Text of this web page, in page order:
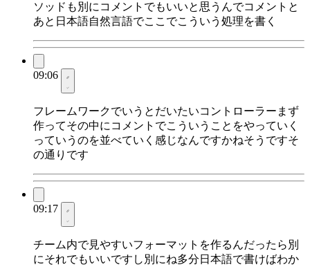
ソッドも別にコメントでもいいと思うんでコメントと
あと日本語自然言語でここでこういう処理を書く
09:06
フレームワークでいうとだいたいコントローラーまず
作ってその中にコメントでこういうことをやっていく
っていうのを並べていく感じなんですかねそうですそ
の通りです
09:17
チーム内で見やすいフォーマットを作るんだったら別
にそれでもいいですし別にね多分日本語で書けばわか